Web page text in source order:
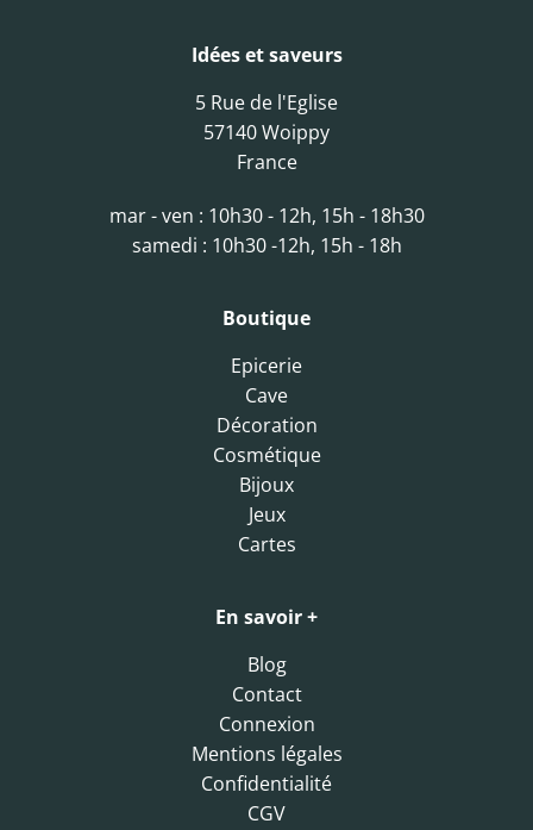
Idées et saveurs
5 Rue de l'Eglise
57140 Woippy
France
mar - ven : 10h30 - 12h, 15h - 18h30
samedi : 10h30 -12h, 15h - 18h
Boutique
Epicerie
Cave
Décoration
Cosmétique
Bijoux
Jeux
Cartes
En savoir +
Blog
Contact
Connexion
Mentions légales
Confidentialité
CGV